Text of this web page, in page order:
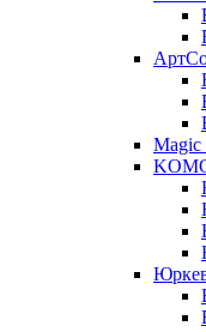
Magic